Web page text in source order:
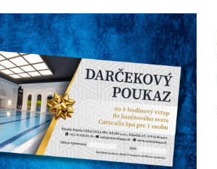
HĽADAŤ